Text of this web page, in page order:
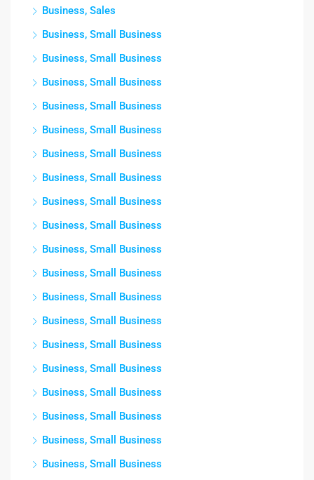
Business, Sales
Business, Small Business
Business, Small Business
Business, Small Business
Business, Small Business
Business, Small Business
Business, Small Business
Business, Small Business
Business, Small Business
Business, Small Business
Business, Small Business
Business, Small Business
Business, Small Business
Business, Small Business
Business, Small Business
Business, Small Business
Business, Small Business
Business, Small Business
Business, Small Business
Business, Small Business